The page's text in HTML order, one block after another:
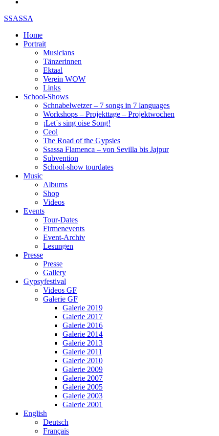
SSASSA
Home
Portrait
Musicians
Tänzerinnen
Ektaal
Verein WOW
Links
School-Shows
Schnabelwetzer – 7 songs in 7 languages
Workshops – Projekttage – Projektwochen
¡Let´s sing oise Song!
Ceol
The Road of the Gypsies
Ssassa Flamenca – von Sevilla bis Jajpur
Subvention
School-show tourdates
Music
Albums
Shop
Videos
Events
Tour-Dates
Firmenevents
Event-Archiv
Lesungen
Presse
Presse
Gallery
Gypsyfestival
Videos GF
Galerie GF
Galerie 2019
Galerie 2017
Galerie 2016
Galerie 2014
Galerie 2013
Galerie 2011
Galerie 2010
Galerie 2009
Galerie 2007
Galerie 2005
Galerie 2003
Galerie 2001
English
Deutsch
Français